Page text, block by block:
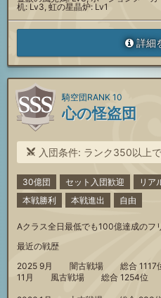
机: Lv3, 虹の星晶炉: Lv1
詳細
心の怪盗団
騎空団RANK 10
入団条件: ランク350以上
30億団 セット入団歓迎 リア
本戦勝利
本戦進出 自由
Aクラス全日最低でも100億達成のフ
最近の戦歴
2025 9月 闇古戦場 総合
11月 風古戦場 総合 1254